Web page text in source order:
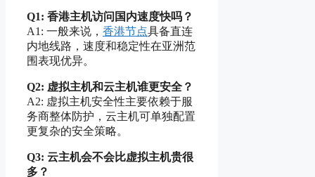
Q1: 香港主机访问国内速度快吗？
A1: 一般来说， 香港节点具备直连
内地线路，速度和稳定性在亚洲范
围表现优异。
Q2: 虚拟主机和云主机谁更安全？
A2: 虚拟主机安全性主要依赖于服
务商整体防护，云主机可单独配置
更复杂的安全策略。
Q3: 云主机会不会比虚拟主机贵很
多？